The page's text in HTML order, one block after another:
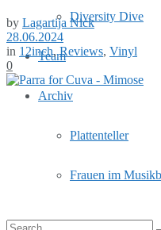
Diversity Dive
Team
Archiv
Plattenteller
Frauen im
by Lagartija Nick
28.06.2024
in 12inch,Reviews, Vinyl
0